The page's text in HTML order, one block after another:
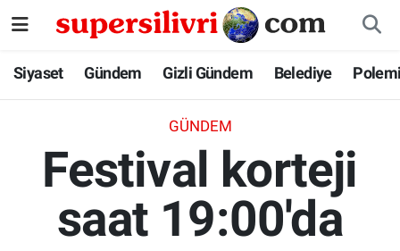
Siyaset Gündem Gizli Gündem Belediye
GÜNDEM
Festival korteji
saat 19:00'da
Siyaset
Gizli Gündem
Belediye
İstanbul Nöbetçi Eczaneler
İstanbul Hava Durumu
İstanbul Namaz Vakitleri
İstanbul Trafik Yoğunluk Haritası